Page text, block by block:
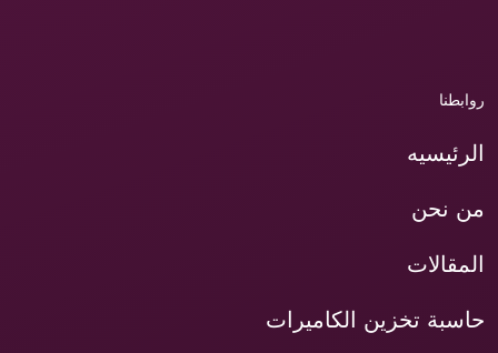
روابطنا
الرئيسيه
من نحن
المقالات
حاسبة تخزين الكاميرات